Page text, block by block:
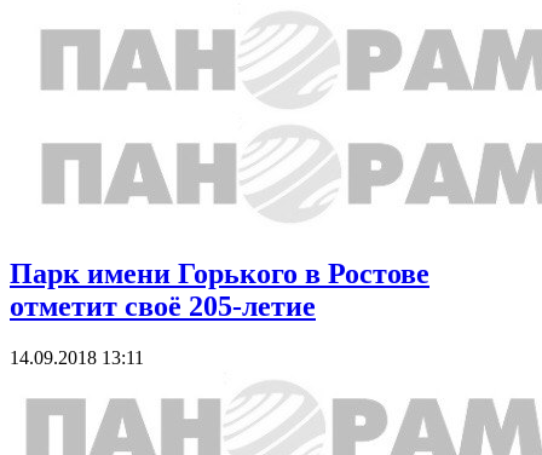
Парк имени Горького в Ростове
отметит своё 205-летие
14.09.2018 13:11